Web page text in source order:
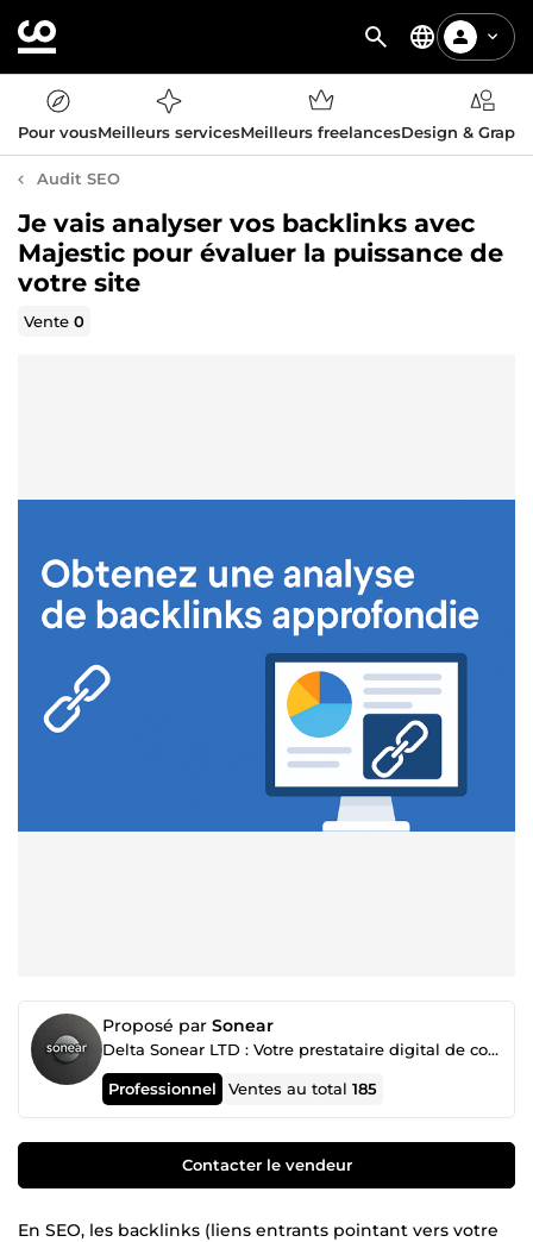
Pour vousMeilleurs servicesMeilleurs freelancesDesign &
Audit SEO
Je vais analyser vos backlinks avec
Majestic pour évaluer la puissance de
votre site
Vente0
Proposé par Sonear
Delta Sonear LTD : Votre prestataire digital de confiance
Professionnel Ventes au total185
Contacter le vendeur
En SEO, les backlinks (liens entrants pointant vers votre